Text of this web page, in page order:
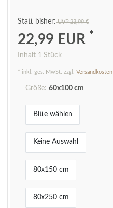
UVP 23,99 €
22,99 EUR *
Inhalt 1 Stück
* inkl. ges. MwSt. zzgl. Versandkosten
Größe: 60x100 cm
Bitte wählen
Keine Auswahl
80x150 cm
80x250 cm